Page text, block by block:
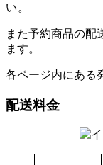
い。
また予約商品の配
ます。
各ページ内にある
配送料金